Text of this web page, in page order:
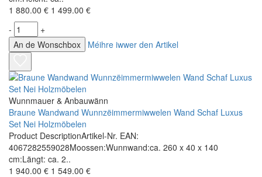
1 880.00 € 1 499.00 €
-
+
An de Wonschbox
Méihre iwwer den Artikel
Wunnmauer & Anbauwänn
Braune Wandwand Wunnzëimmermiwwelen Wand Schaf Luxus
Set Nei Holzmöbelen
Product DescriptionArtikel-Nr. EAN:
4067282559028Moossen:Wunnwand:ca. 260 x 40 x 140
cm:Längt: ca. 2..
1 940.00 € 1 549.00 €